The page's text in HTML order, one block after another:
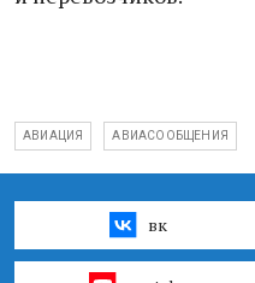
АВИАЦИЯ АВИАСООБЩЕНИЯ
вк